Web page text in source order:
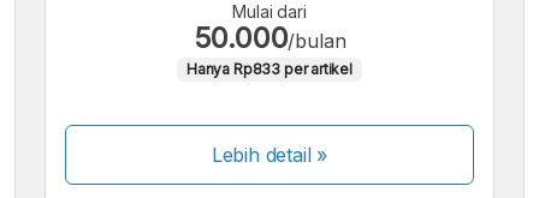
Mulai dari
50.000/bulan
Hanya Rp833 per artikel
Lebih detail »